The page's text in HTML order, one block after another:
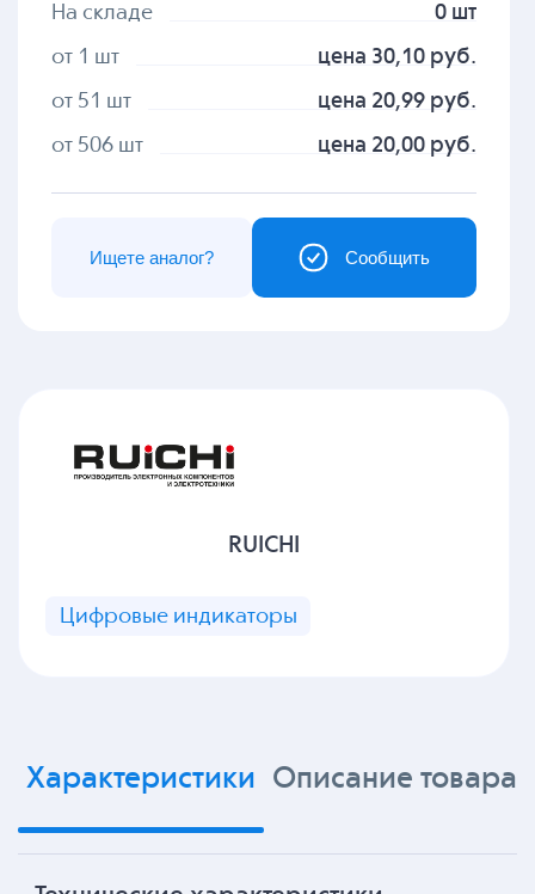
На складе 0 шт
от 1 шт цена 30,10 руб.
от 51 шт цена 20,99 руб.
от 506 шт цена 20,00 руб.
Сообщить
Ищете аналог?
RUICHI
Цифровые индикаторы
Характеристики Описание товара